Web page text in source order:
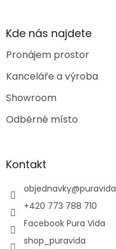
Kde nás najdete
Pronájem prostor
Kanceláře a výroba
Showroom
Odběrné místo
Kontakt
objednavky@
+420 773 788 710
Facebook Pura Vida
shop_puravida